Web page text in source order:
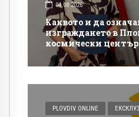
04.08.2026
Каквото и да
изграждането в
космически
бедствия и аварии
PLOVDIV ONLINE